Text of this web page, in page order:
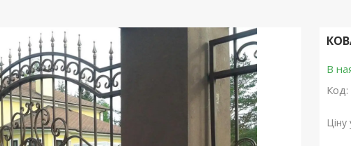
В
Код: